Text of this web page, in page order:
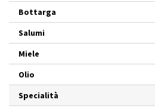
Bottarga
Salumi
Miele
Olio
Specialità